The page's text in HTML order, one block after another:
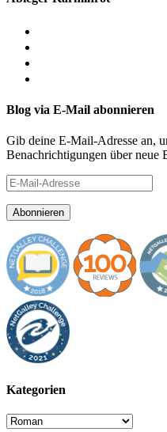
Blog via E-Mail abonnieren
Gib deine E-Mail-Adresse an,
Benachrichtigungen über neue
E-
Mail-
Adresse
Abonnieren
Kategorien
Kategorien